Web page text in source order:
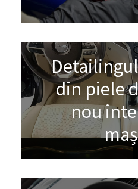
din piele
nou